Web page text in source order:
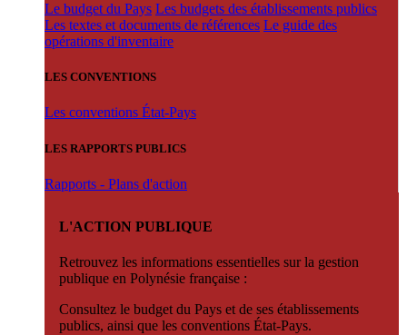
Le budget du Pays Les budgets des établissements publics
Les textes et documents de références Le guide des
opérations d'inventaire
LES CONVENTIONS
Les conventions État-Pays
LES RAPPORTS PUBLICS
Rapports - Plans d'action
L'ACTION PUBLIQUE
Retrouvez les informations essentielles sur la gestion
publique en Polynésie française :
Consultez le budget du Pays et de ses établissements
publics, ainsi que les conventions État-Pays.